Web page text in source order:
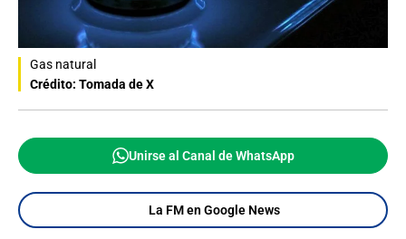
Gas natural
Crédito: Tomada de X
Unirse al Canal de WhatsApp
La FM en Google News